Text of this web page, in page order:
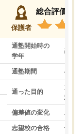
保護者
総合評価
通塾開始時の
学年
高3
通塾期間 4ヵ月
通った目的
大学
対策
偏差値の変化 上が
志望校の合格 合格